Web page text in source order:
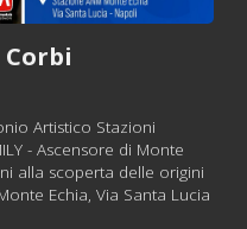
Corbi
Artistico Stazioni
- Ascensore di Monte
alla scoperta delle origini
Echia, Via Santa Lucia